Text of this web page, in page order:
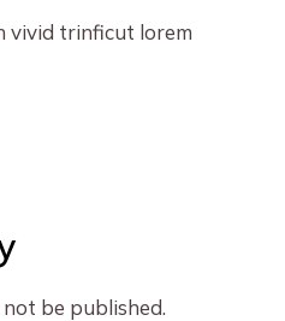
vivid trinficut lorem
be published.